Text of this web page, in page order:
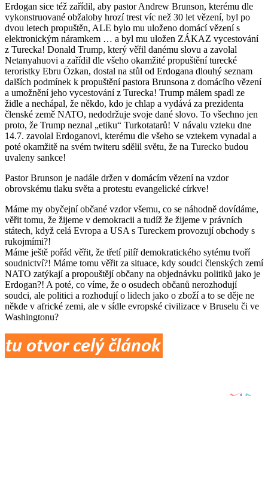
Erdogan sice též zařídil, aby pastor Andrew Brunson, kterému dle
vykonstruované obžaloby hrozí trest víc než 30 let vězení, byl po
dvou letech propuštěn, ALE bylo mu uloženo domácí vězení s
elektronickým náramkem … a byl mu uložen ZÁKAZ vycestování
z Turecka! Donald Trump, který věřil danému slovu a zavolal
Netanyahuovi a zařídil dle všeho okamžité propuštění turecké
teroristky Ebru Özkan, dostal na stůl od Erdogana dlouhý seznam
dalších podmínek k propuštění pastora Brunsona z domácího vězení
a umožnění jeho vycestování z Turecka! Trump málem spadl ze
židle a nechápal, že někdo, kdo je chlap a vydává za prezidenta
členské země NATO, nedodržuje svoje dané slovo. To všechno jen
proto, že Trump neznal „etiku“ Turkotatarů! V návalu vzteku dne
14.7. zavolal Erdoganovi, kterému dle všeho se vztekem vynadal a
poté okamžitě na svém twiteru sdělil světu, že na Turecko budou
uvaleny sankce!
Pastor Brunson je nadále držen v domácím vězení na vzdor
obrovskému tlaku světa a protestu evangelické církve!
Máme my obyčejní občané vzdor všemu, co se náhodně dovídáme,
věřit tomu, že žijeme v demokracii a tudíž že žijeme v právních
státech, když celá Evropa a USA s Tureckem provozují obchody s
rukojmími?!
Máme ještě pořád věřit, že třetí pilíř demokratického sytému tvoří
soudnictví?! Máme tomu věřit za situace, kdy soudci členských zemí
NATO zatýkají a propouštějí občany na objednávku politiků jako je
Erdogan?! A poté, co víme, že o osudech občanů nerozhodují
soudci, ale politici a rozhodují o lidech jako o zboží a to se děje ne
někde v africké zemi, ale v sídle evropské civilizace v Bruselu či ve
Washingtonu?